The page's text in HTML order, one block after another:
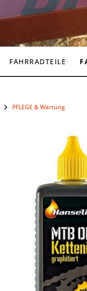
FAHRRADTEILE
PFLEGE & Wartung